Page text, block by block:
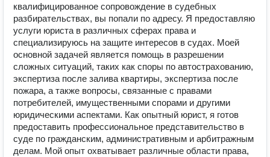
квалифицированное сопровождение в судебных
разбирательствах, вы попали по адресу. Я предоставляю
услуги юриста в различных сферах права и
специализируюсь на защите интересов в судах. Моей
основной задачей является помощь в разрешении
сложных ситуаций, таких как споры по автострахованию,
экспертиза после залива квартиры, экспертиза после
пожара, а также вопросы, связанные с правами
потребителей, имущественными спорами и другими
юридическими аспектами. Как опытный юрист, я готов
предоставить профессиональное представительство в
суде по гражданским, административным и арбитражным
делам. Мой опыт охватывает различные области права,